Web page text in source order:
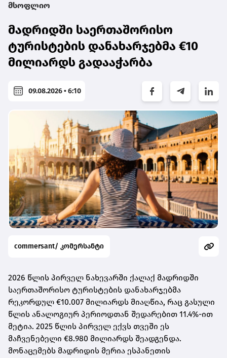
მსოფლიო
მადრიდში საერთაშორისო
ტურისტების დანახარჯებმა €10
მილიარდს გადააჭარბა
09.08.2026 • 6:10
commersant/ კომერსანტი
2026 წლის პირველ ნახევარში ქალაქ მადრიდში
საერთაშორისო ტურისტების დანახარჯებმა
რეკორდულ €10.007 მილიარდს მიაღწია, რაც გასული
წლის ანალოგიურ პერიოდთან შედარებით 11.4%-ით
მეტია. 2025 წლის პირველ ექვს თვეში ეს
მაჩვენებელი €8.980 მილიარდს შეადგენდა.
მონაცემებს მადრიდის მერია ესპანეთის